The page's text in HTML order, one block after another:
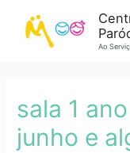
Ao
sala 1
junho e